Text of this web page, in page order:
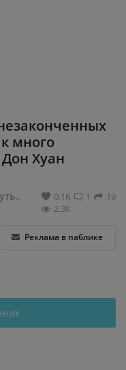
много
Хуан
19
1
0.1К
2.3К
Реклама в паблике